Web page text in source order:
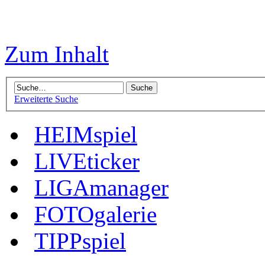
Zum Inhalt
Erweiterte Suche
HEIMspiel
LIVEticker
LIGAmanager
FOTOgalerie
TIPPspiel